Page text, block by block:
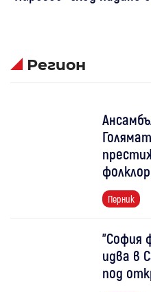
Регион
Перник
"София
идва в
под